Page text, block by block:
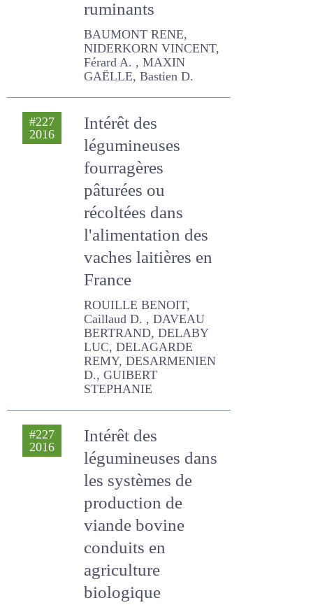
l'alimentation des
ruminants
BAUMONT RENE,
NIDERKORN VINCENT,
Intérêt des
légumineuses
fourragères
pâturées ou
récoltées dans
l'alimentation des
vaches laitières en
France
ROUILLE BENOIT, Caillaud
D. , DAVEAU BERTRAND,
DELABY LUC, DELAGARDE
REMY, DESARMENIEN D.,
GUIBERT STEPHANIE
#227
2016
Intérêt des
légumineuses
dans les systèmes
de production de
viande bovine
conduits en
agriculture
biologique